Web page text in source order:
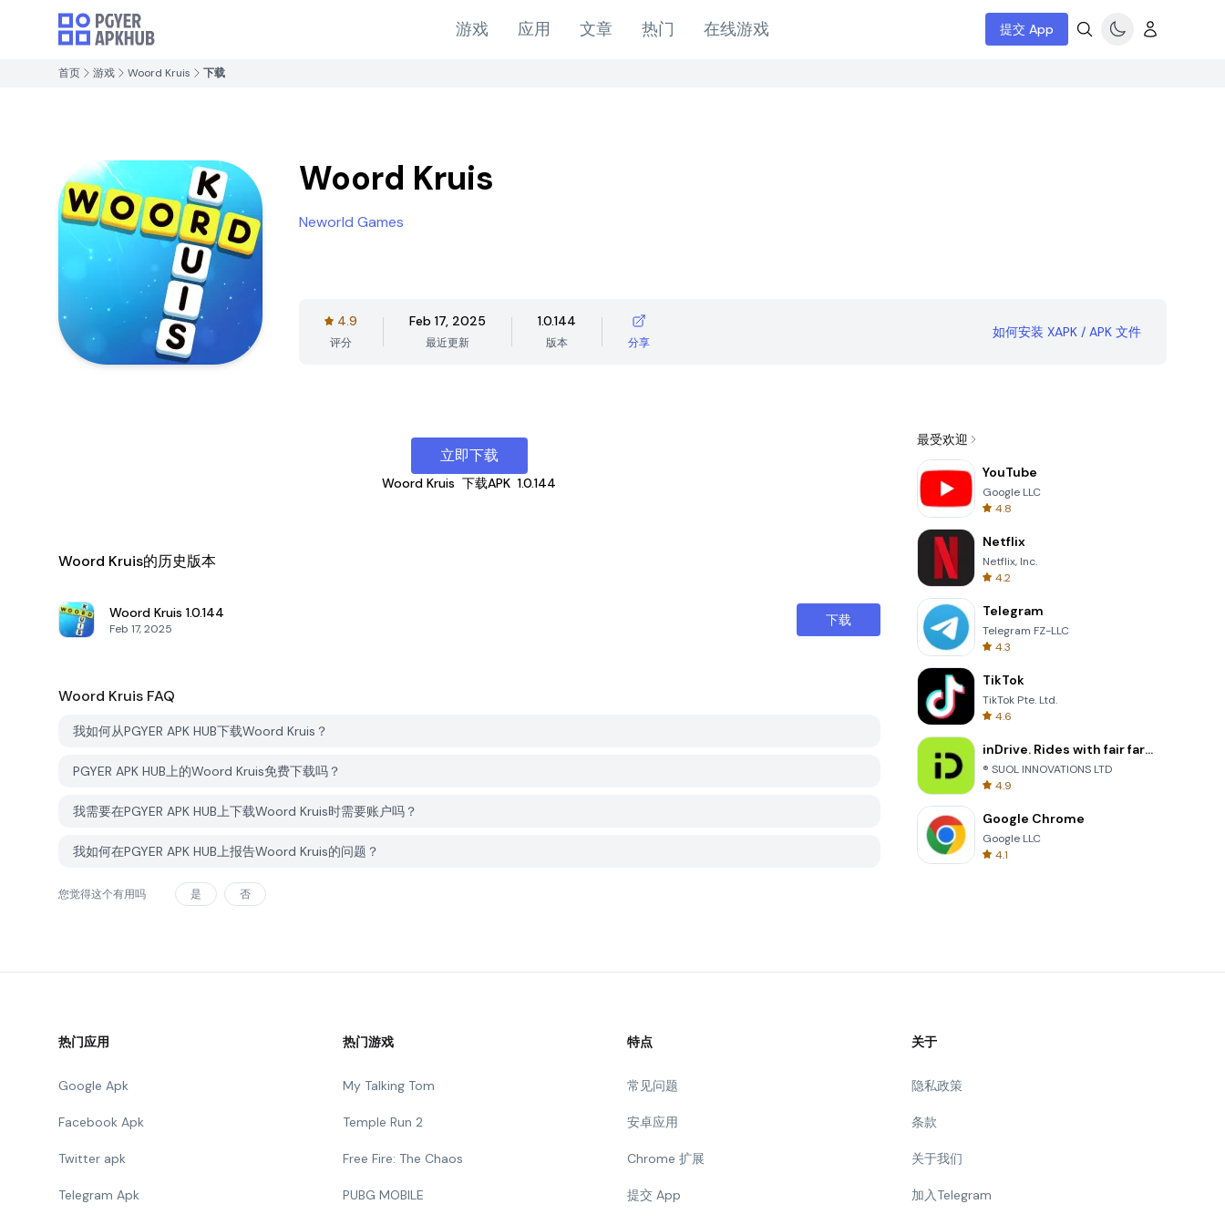
游戏 应用 文章 热门 在线游戏 提交 App
首页 游戏 Woord Kruis 下载
Woord Kruis
Neworld Games
4.9
评分
Feb 17, 2025
最近更新
1.0.144
版本 分享
如何安装 XAPK / APK 文件
立即下载
Woord Kruis 下载APK 1.0.144
Woord Kruis的历史版本
Woord Kruis 1.0.144
Feb 17, 2025
下载
Woord Kruis FAQ
我如何从PGYER APK HUB下载Woord Kruis？
PGYER APK HUB上的Woord Kruis免费下载吗？
我需要在PGYER APK HUB上下载Woord Kruis时需要账户吗？
我如何在PGYER APK HUB上报告Woord Kruis的问题？
您觉得这个有用吗 是 否
最受欢迎
YouTube
Google LLC
4.8
Netflix
Netflix, Inc.
4.2
Telegram
Telegram FZ-LLC
4.3
TikTok
TikTok Pte. Ltd.
4.6
inDrive. Rides with fair fares
® SUOL INNOVATIONS LTD
4.9
Google Chrome
Google LLC
4.1
热门应用
Google Apk
Facebook Apk
Twitter apk
Telegram Apk
热门游戏
My Talking Tom
Temple Run 2
Free Fire: The Chaos
PUBG MOBILE
特点
常见问题
安卓应用
Chrome 扩展
提交 App
关于
隐私政策
条款
关于我们
加入Telegram